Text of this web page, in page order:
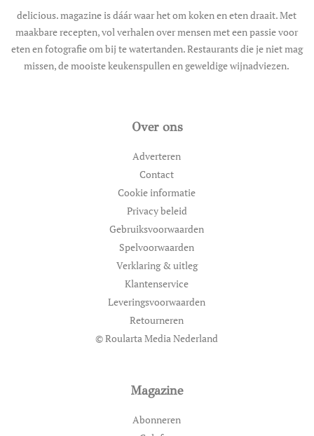
delicious. magazine is dáár waar het om koken en eten draait. Met
maakbare recepten, vol verhalen over mensen met een passie voor
eten en fotografie om bij te watertanden. Restaurants die je niet mag
missen, de mooiste keukenspullen en geweldige wijnadviezen.
Over ons
Adverteren
Contact
Cookie informatie
Privacy beleid
Gebruiksvoorwaarden
Spelvoorwaarden
Verklaring & uitleg
Klantenservice
Leveringsvoorwaarden
Retourneren
© Roularta Media Nederland
Magazine
Abonneren